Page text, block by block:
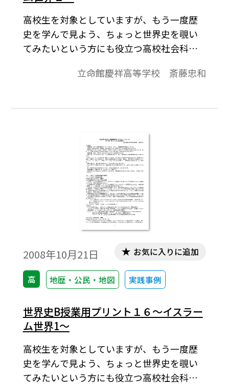
高校生を対象としていますが、もう一度歴
史を学んで見よう、ちょっと世界史を覗い
てみたいという方にも役立つ高校社会科の
「しっかり」学びうるよう内容の充実をは
のを配して、興味関心を喚起することに努
立命館慶祥高等学校 斎藤忠和
2008年10月21日
高 地歴・公民・地図 実践事例
お気に入りに追加
世界史B授業用プリント１６～イスラー
ム世界1～
高校生を対象としていますが、もう一度歴
史を学んで見よう、ちょっと世界史を覗い
てみたいという方にも役立つ高校社会科の